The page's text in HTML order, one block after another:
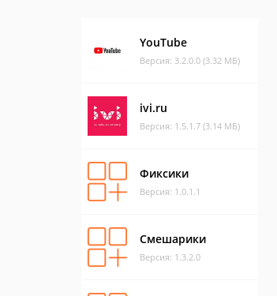
YouTube
Версия: 3.2.0.0 (3.32 МБ)
ivi.ru
Версия: 1.5.1.7 (3.14 МБ)
Фиксики
Версия: 1.0.1.1
Смешарики
Версия: 1.3.2.0